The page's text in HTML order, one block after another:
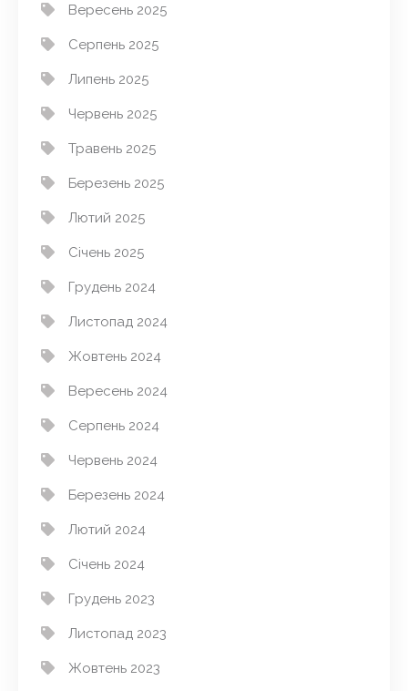
Вересень 2025
Серпень 2025
Липень 2025
Червень 2025
Травень 2025
Березень 2025
Лютий 2025
Січень 2025
Грудень 2024
Листопад 2024
Жовтень 2024
Вересень 2024
Серпень 2024
Червень 2024
Березень 2024
Лютий 2024
Січень 2024
Грудень 2023
Листопад 2023
Жовтень 2023